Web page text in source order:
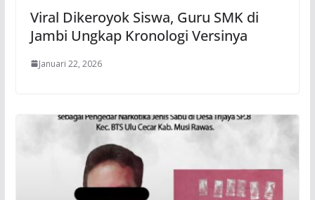
Viral Dikeroyok Siswa, Guru SMK di
Jambi Ungkap Kronologi Versinya
Januari 22, 2026